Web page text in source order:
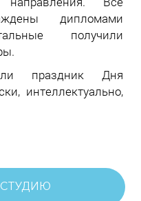
дипломами
получили
праздник Дня
интеллектуально,
СТУДИЮ